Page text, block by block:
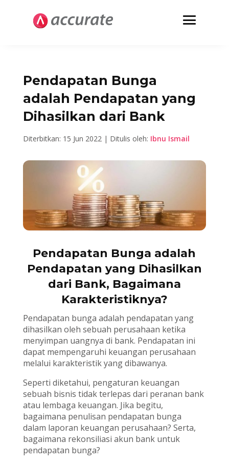
Pendapatan Bunga
adalah Pendapatan yang
Dihasilkan dari Bank
Diterbitkan: 15 Jun 2022 | Ditulis oleh: Ibnu Ismail
Pendapatan Bunga adalah
Pendapatan yang Dihasilkan
dari Bank, Bagaimana
Karakteristiknya?
Pendapatan bunga adalah pendapatan yang
dihasilkan oleh sebuah perusahaan ketika
menyimpan uangnya di bank. Pendapatan ini
dapat mempengaruhi keuangan perusahaan
melalui karakteristik yang dibawanya.
Seperti diketahui, pengaturan keuangan
sebuah bisnis tidak terlepas dari peranan bank
atau lembaga keuangan. Jika begitu,
bagaimana penulisan pendapatan bunga
dalam laporan keuangan perusahaan? Serta,
bagaimana rekonsiliasi akun bank untuk
pendapatan bunga?